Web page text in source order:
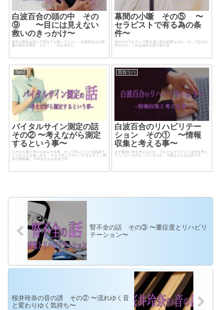
白波百合の頭の中 その
⑨ 〜目には見えない
救いのきっかけ〜
過去の想起は決して幸せでも救いでもない。白波百合は山吹
薫の過去を聞き、ただ・・・目を伏せた。
幕間の小噺 その⑤ 〜
セラピストで有る為の条
件〜
自分がセラピストで有る為に何が必要なのか。そして自分は
何なのか。これは過去を想う私の話
Spo2
バイタルサイン測定の話
その② 〜考えながら測定
するという事〜
ただやる事と考えながらやる事。そして学んだことを臨床で
どう行うかは違います。 今まで学んできたバイタルサイン測
定の実践編。 今回はそんなお話です。
百合リハ
白波百合のリハビリテー
ション その① 〜情報
収集と考える事〜
まず最初に何を考えるのか。そもそもセラピストは何を考え
てリハビリを行なっているのか。今回はそんなお話です。
腎不全の話 その③ 〜重症度とリハビリ
テーション〜
桜井玲奈の音の譜 その② 〜流れゆく音
と変わりゆく気持ち〜